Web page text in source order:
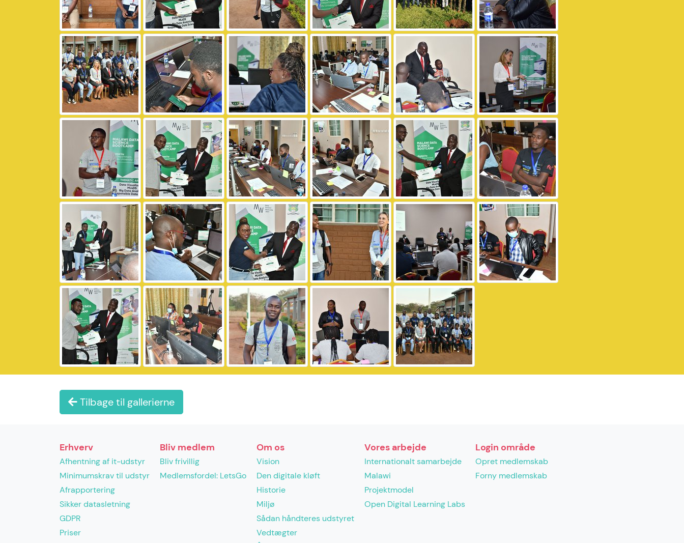
Tilbage til gallerierne
Erhverv
Afhentning af it-udstyr
Minimumskrav til udstyr
Afrapportering
Sikker datasletning
GDPR
Priser
Bliv medlem
Bliv frivillig
Medlemsfordel: LetsGo
Om os
Vision
Den digitale kløft
Historie
Miljø
Sådan håndteres udstyret
Vedtægter
Vores arbejde
Internationalt samarbejde
Malawi
Projektmodel
Open Digital Learning Labs
Login område
Opret medlemskab
Forny medlemskab